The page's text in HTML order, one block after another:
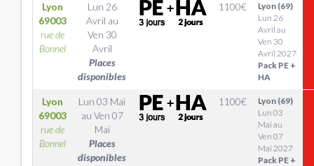
Lyon
69003
rue de
Bonnel
Lun 26
Avril au
Ven 30
Avril
Places
disponibles
1100€
Lyon (69)
Lun 26
Avril au
Ven 30
Avril 2027
Pack PE +
HA
Lyon
69003
rue de
Bonnel
Lun 03 Mai
au Ven 07
Mai
Places
disponibles
1100€
Lyon (69)
Lun 03
Mai au
Ven 07
Mai 2027
Pack PE +